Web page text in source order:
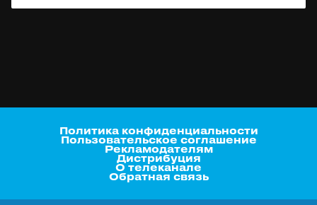
Политика конфиденциальности
Пользовательское соглашение
Рекламодателям
Дистрибуция
О телеканале
Обратная связь